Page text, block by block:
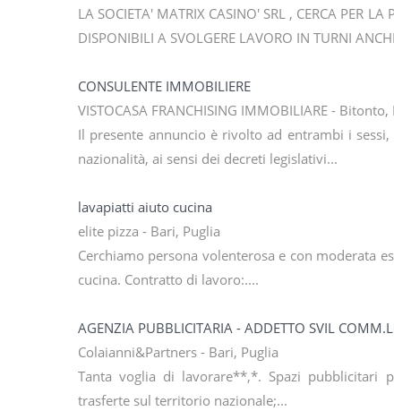
LA SOCIETA' MATRIX CASINO' SRL , CERCA PER
DISPONIBILI A SVOLGERE LAVORO IN TURNI
CONSULENTE IMMOBILIERE
VISTOCASA FRANCHISING IMMOBILIARE - Bitonto,
Il presente annuncio è rivolto ad entrambi i
nazionalità, ai sensi dei decreti legislativi...
lavapiatti aiuto cucina
elite pizza - Bari, Puglia
Cerchiamo persona volenterosa e con moderata
cucina. Contratto di lavoro:....
AGENZIA PUBBLICITARIA - ADDETTO SVIL
Colaianni&Partners - Bari, Puglia
Tanta voglia di lavorare**,*. Spazi pubblicitari
trasferte sul territorio nazionale;...